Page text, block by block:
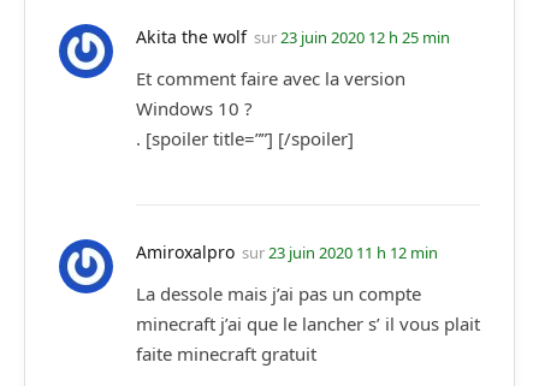
Akita the wolf sur23 juin 2020 12 h 25 min
Et comment faire avec la version
Windows 10 ?
. [spoiler title=””] [/spoiler]
Amiroxalpro sur23 juin 2020 11 h 12 min
La dessole mais j’ai pas un compte
minecraft j’ai que le lancher s’ il vous plait
faite minecraft gratuit